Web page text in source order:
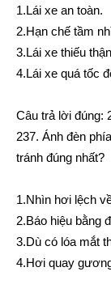
1.Lái xe an toàn.
2.Hạn chế tầm
3.Lái xe thiếu
4.Lái xe quá tốc
Câu trả lời đúng:
237. Ánh đèn
tránh đúng nhất?
1.Nhìn hơi lệch
2.Báo hiệu bằng
3.Dù có lóa mắt
4.Hơi quay